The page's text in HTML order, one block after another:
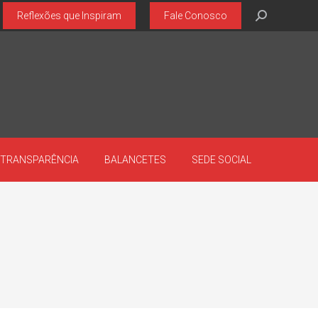
Reflexões que Inspiram Fale Conosco Search:
TRANSPARÊNCIA BALANCETES SEDE SOCIAL